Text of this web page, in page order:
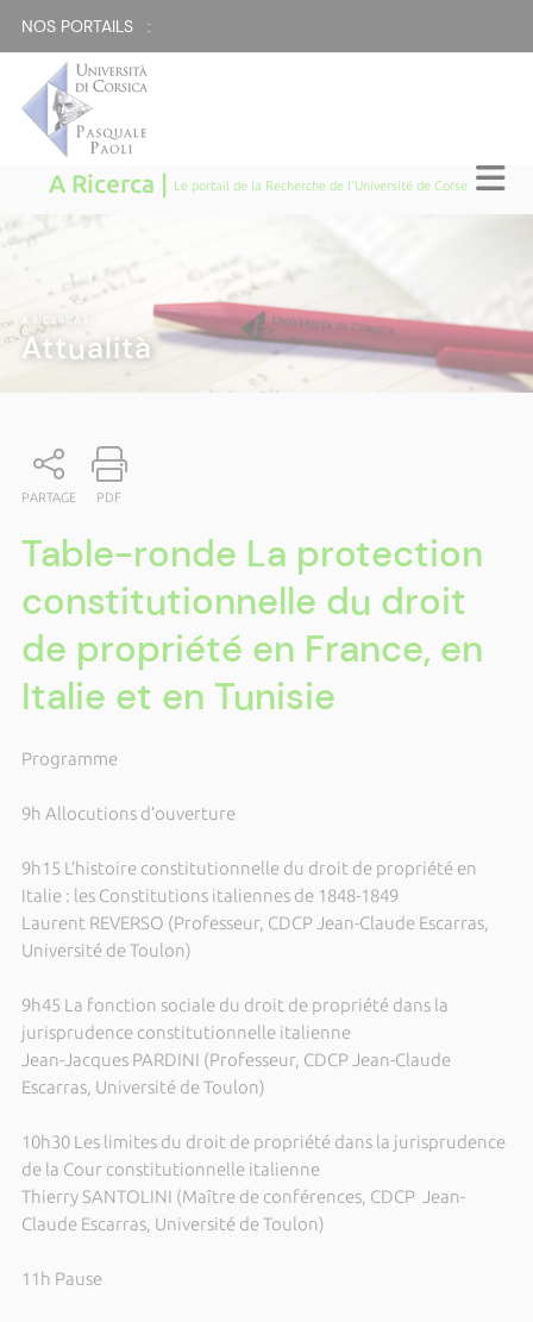
NOS PORTAILS :
A Ricerca | Le portail de la Recherche de l'Université de Corse
A RICERCA
Attualità
PARTAGE PDF
Table-ronde La protection
constitutionnelle du droit
de propriété en France, en
Italie et en Tunisie
Programme
9h Allocutions d’ouverture
9h15 L’histoire constitutionnelle du droit de propriété en
Italie : les Constitutions italiennes de 1848-1849
Laurent REVERSO (Professeur, CDCP Jean-Claude Escarras,
Université de Toulon)
9h45 La fonction sociale du droit de propriété dans la
jurisprudence constitutionnelle italienne
Jean-Jacques PARDINI (Professeur, CDCP Jean-Claude
Escarras, Université de Toulon)
10h30 Les limites du droit de propriété dans la jurisprudence
de la Cour constitutionnelle italienne
Thierry SANTOLINI (Maître de conférences, CDCP Jean-
Claude Escarras, Université de Toulon)
11h Pause